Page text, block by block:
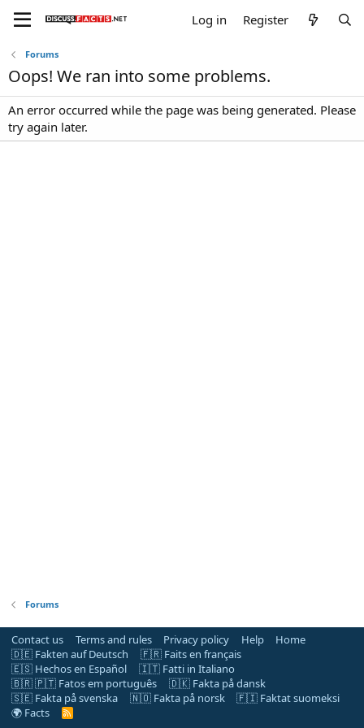
Log in Register
Forums
Oops! We ran into some problems.
An error occurred while the page was being generated. Please
try again later.
Forums
Contact us Terms and rules Privacy policy Help
Home
🇩🇪 Fakten auf Deutsch
🇫🇷 Faits en français
🇪🇸 Hechos en Español
🇮🇹 Fatti in Italiano
🇧🇷 🇵🇹 Fatos em português
🇩🇰 Fakta på dansk
🇸🇪 Fakta på svenska
🇳🇴 Fakta på norsk
🇫🇮 Faktat suomeksi
🌍 Facts
R